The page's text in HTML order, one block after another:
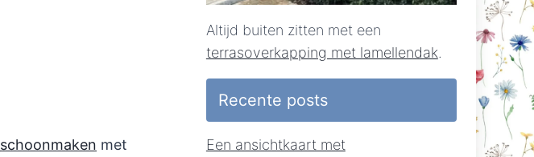
schoonmaken met
Altijd buiten zitten met een
terrasoverkapping met lamellendak.
Recente posts
Een ansichtkaart met